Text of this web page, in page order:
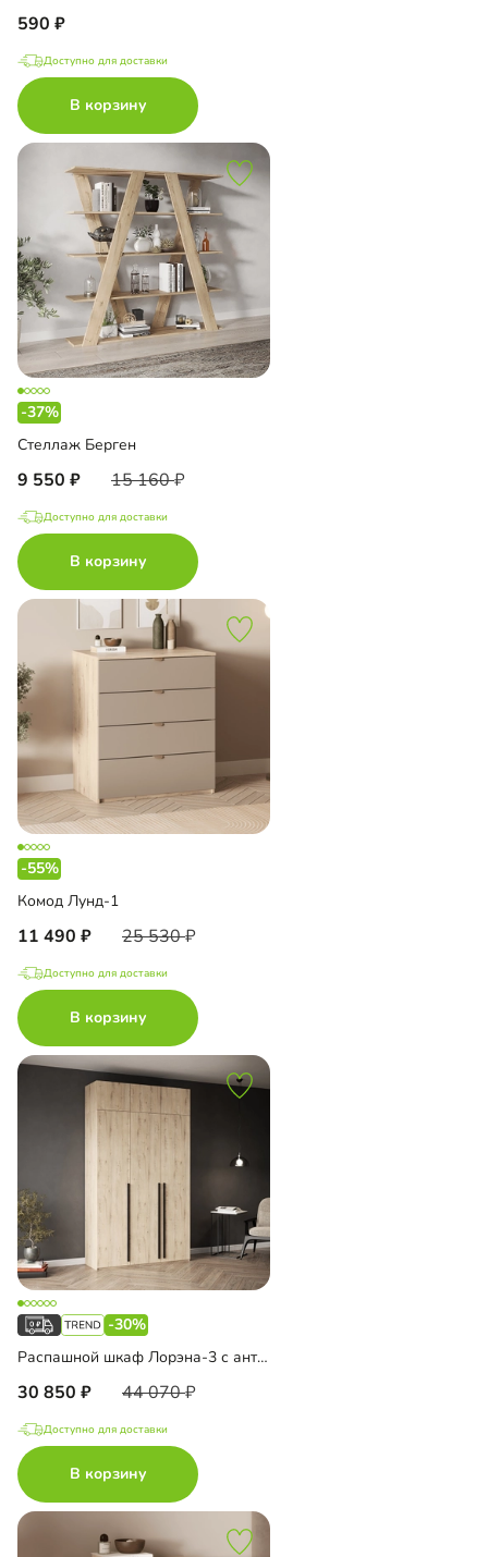
590
Доступно для доставки
В корзину
-37%
Стеллаж Берген
9 550 15 160
Доступно для доставки
В корзину
-55%
Комод Лунд-1
11 490 25 530
Доступно для доставки
В корзину
-30%
Распашной шкаф Лорэна-3 с антресолью
30 850 44 070
Доступно для доставки
В корзину